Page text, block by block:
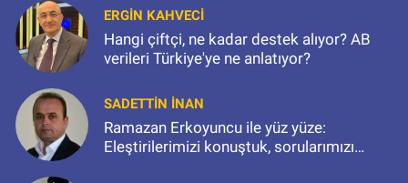
ERGIN KAHVECI
Hangi çiftçi, ne kadar destek alıyor? AB
verileri Türkiye'ye ne anlatıyor?
SADETTIN İNAN
Ramazan Erkoyuncu ile yüz yüze:
Eleştirilerimizi konuştuk, sorularımızı